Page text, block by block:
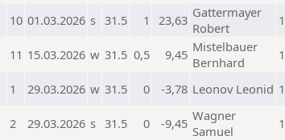
10 01.03.2026 s 31.5 1 23,63 Gattermayer
Robert
11 15.03.2026 w 31.5 0,5 9,45 Mistelbauer
Bernhard
1 29.03.2026 w 31.5 0 -3,78 Leonov Leonid
2 29.03.2026 s 31.5 0 -9,45 Wagner
Samuel